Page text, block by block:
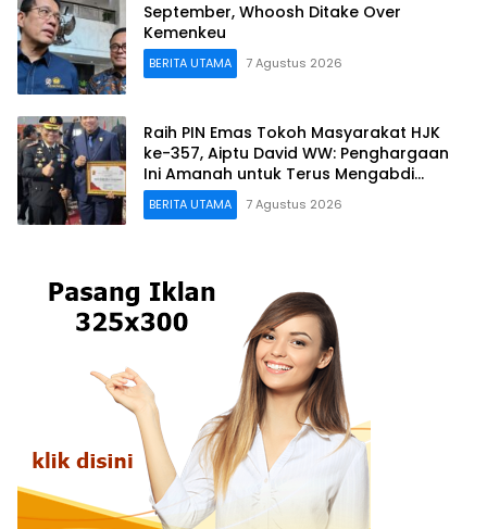
September, Whoosh Ditake Over
Kemenkeu
BERITA UTAMA 7 Agustus 2026
Raih PIN Emas Tokoh Masyarakat HJK
ke-357, Aiptu David WW: Penghargaan
Ini Amanah untuk Terus Mengabdi
kepada Warga Padang
BERITA UTAMA 7 Agustus 2026